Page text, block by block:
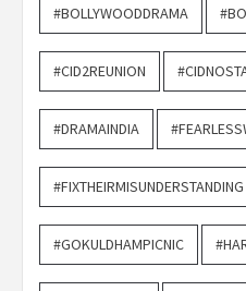
#BOLLYWOODDRAMA
#CID2REUNION
#DRAMAINDIA
#FIXTHEIRMISUNDERSTANDING
#GOKULDHAMPICNIC